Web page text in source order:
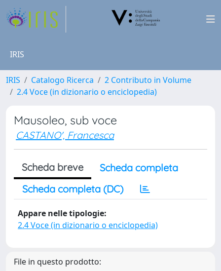
IRIS
IRIS Catalogo Ricerca
2 Contributo in Volume
2.4 Voce (in dizionario o enciclopedia)
Mausoleo, sub voce
CASTANO', Francesca
Scheda breve
Scheda completa
Scheda completa (DC)
Appare nelle tipologie:
2.4 Voce (in dizionario o enciclopedia)
File in questo prodotto: